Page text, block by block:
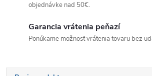
objednávke nad 50€.
Garancia vrátenia peňazí
Ponúkame možnosť vrátenia tovaru bez